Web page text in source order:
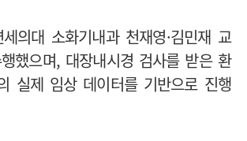
의대 소화기내과 천재영·김민재 교
했으며, 대장내시경 검사를 받은 환
실제 임상 데이터를 기반으로 진행